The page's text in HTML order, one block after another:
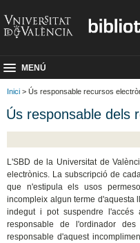
MENÚ
Inici > Ús responsable recursos
Ús responsable dels
L'SBD de la Universitat de
electrònics. La subscripció de
que n'estipula els usos
incompleix algun terme d'aquesta
indegut i pot suspendre l'accés
responsable de l'ordinador
responsable d'aquest